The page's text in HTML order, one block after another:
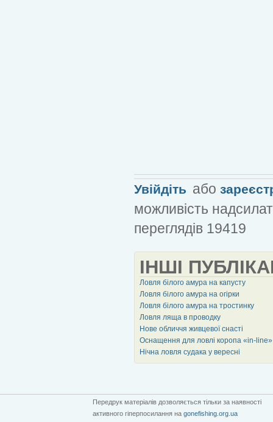
Увійдіть або
можливість
переглядів 19419
ІНШІ
Ловля білого амура на капусту
Ловля білого амура на огірки
Ловля білого амура на тростинку
Ловля ляща в проводку
Нове обличчя живцевої снасті
Оснащення для ловлі коропа «in-
Нічна ловля судака у вересні
Передрук матеріалів дозволяється тільки за наявності
активного гіперпосилання на gonefishing.org.ua